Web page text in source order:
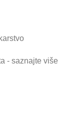
- saznajte više